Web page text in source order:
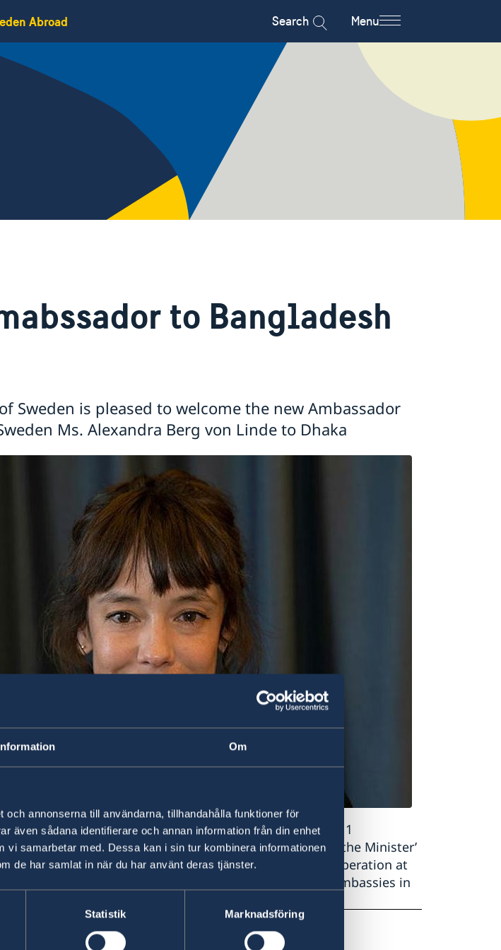
Om
annonserna till användarna, tillhandahålla funktioner för
även sådana identifierare och annan information från din enhet
vi samarbetar med. Dessa kan i sin tur kombinera informationen
de har samlat in när du har använt deras tjänster.
Statistik Marknadsföring
Abroad Search Menu
to Bangladesh
Sweden is pleased to welcome the new Ambassador
Ms. Alexandra Berg von Linde to Dhaka
Linde has been appointed ambassador in Dhaka from 1
haspreviously held the position ofDeputy Head of the Minister’
Staff to the Minister of International Development Cooperation at
She has also served at the Embassies in
2020, 11.38 AM